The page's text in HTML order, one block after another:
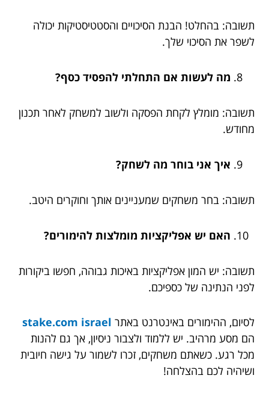
תשובה: בהחלט! הבנת הסיכויים והסטטיסטיקות יכולה
לשפר את הסיכוי שלך.
מה לעשות אם התחלתי להפסיד כסף?
תשובה: מומלץ לקחת הפסקה ולשוב למשחק לאחר תכנון
מחודש.
איך אני בוחר מה לשחק?
תשובה: בחר משחקים שמעניינים אותך וחוקרים היטב.
האם יש אפליקציות מומלצות להימורים?
תשובה: יש המון אפליקציות באיכות גבוהה, חפשו ביקורות
לפני הנתינה של כספיכם.
לסיום, ההימורים באינטרנט באתר stake.com israel
הם מסע מרהיב. יש ללמוד ולצבור ניסיון, אך גם להנות
מכל רגע. כשאתם משחקים, זכרו לשמור על גישה חיובית
ושיהיה לכם בהצלחה!